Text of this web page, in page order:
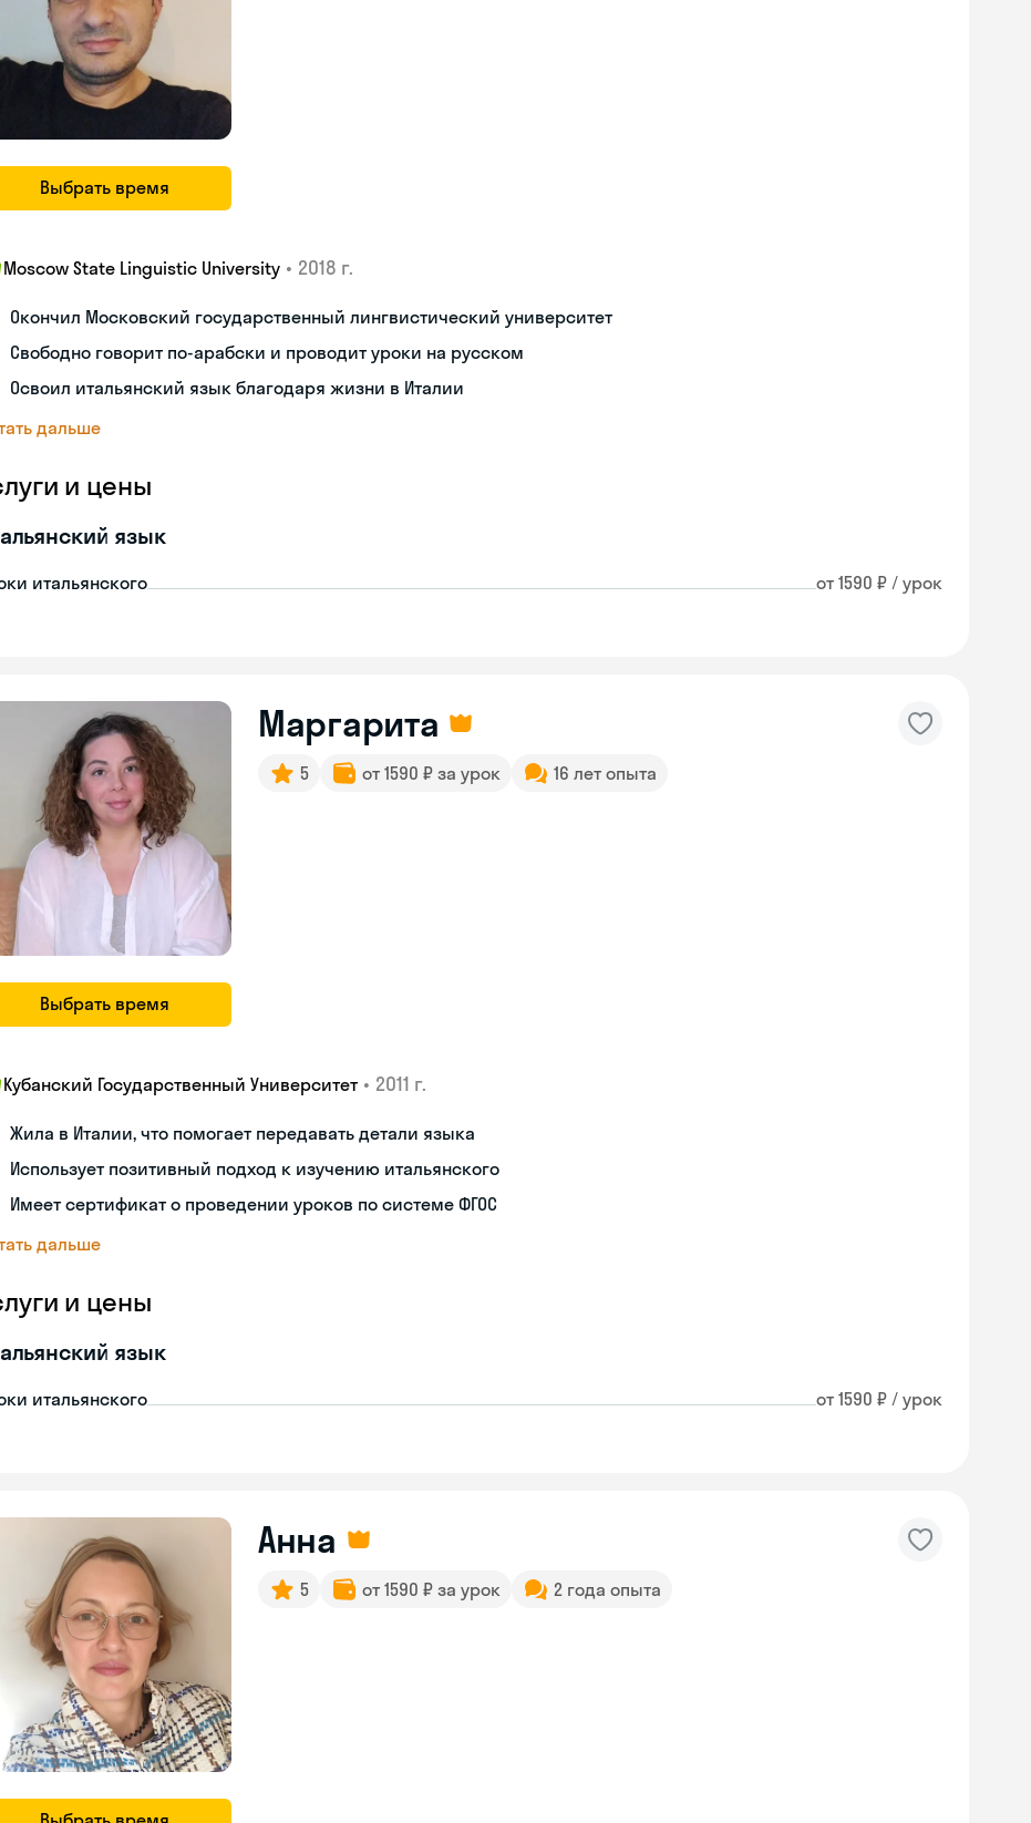
Выбрать время
Moscow State Linguistic University • 2018 г.
Окончил Московский государственный лингвистический университет
Свободно говорит по-арабски и проводит уроки на русском
Освоил итальянский язык благодаря жизни в Италии
дальше
и цены
язык
итальянского от 1590 ₽ / урок
Выбрать время
Маргарита
5 от 1590 ₽ за урок 16 лет опыта
Кубанский Государственный Университет • 2011 г.
Жила в Италии, что помогает передавать детали языка
Использует позитивный подход к изучению итальянского
Имеет сертификат о проведении уроков по системе ФГОС
дальше
и цены
язык
итальянского от 1590 ₽ / урок
Анна
5 от 1590 ₽ за урок 2 года опыта